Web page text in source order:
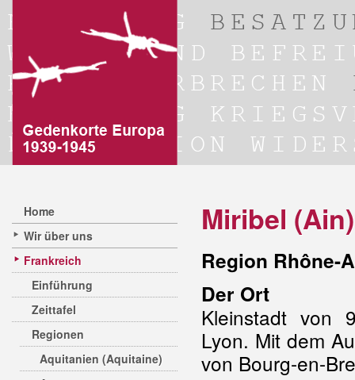
Home
Wir über uns
Frankreich
Einführung
Zeittafel
Regionen
Aquitanien (Aquitaine)
Miribel (Ain)
Region Rhône-
Der Ort
Kleinstadt von
Lyon. Mit dem
von Bourg-en-